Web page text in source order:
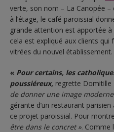
verte, son nom – La Canopée
à l’étage, le café paroissial
grande attention est apportée à
cela est expliqué aux clients qui
vitrées du nouvel établissement.
« Pour certains, les
poussiéreux, regrette Domitille
de donner une image
gérante d’un restaurant
ce projet paroissial. Pour
être dans le concret ». Comme